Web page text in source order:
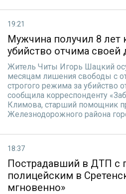
19:21
Мужчина получил 8 лет
убийство отчима своей
Житель Читы Игорь Шацкий
месяцам лишения свободы с
строгого режима за убийство
сообщила корреспонденту
Климова, старший помощник
Железнодорожного района
18:37
Пострадавший в ДТП с
полицейским в
мгновенно»